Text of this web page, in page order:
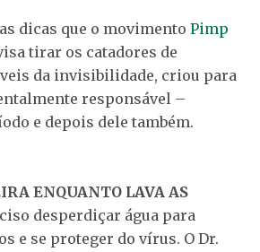
dicas que o movimento Pimp
tirar os catadores de
da invisibilidade, criou para
responsável –
e depois dele também.
ENQUANTO LAVA AS
desperdiçar água para
e se proteger do vírus. O Dr.